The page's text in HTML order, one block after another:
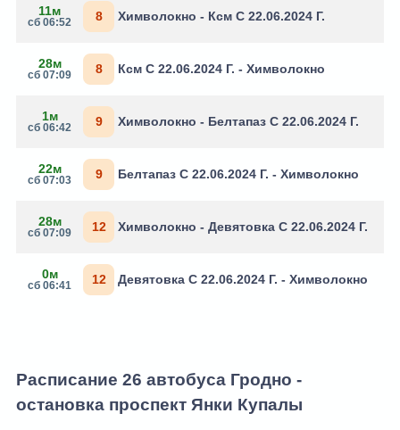
11м
сб 06:52 8 Химволокно - Ксм С 22.06.2024 Г.
28м
сб 07:09 8 Ксм С 22.06.2024 Г. - Химволокно
1м
сб 06:42 9 Химволокно - Белтапаз С 22.06.2024 Г.
22м
сб 07:03 9 Белтапаз С 22.06.2024 Г. - Химволокно
28м
сб 07:09 12 Химволокно - Девятовка С 22.06.2024 Г.
0м
сб 06:41 12 Девятовка С 22.06.2024 Г. - Химволокно
Расписание 26 автобуса Гродно -
остановка проспект Янки Купалы